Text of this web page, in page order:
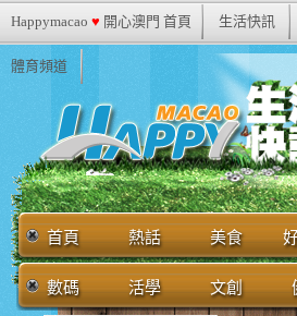
Happymacao ♥ 開心澳門 首頁 生活快訊
體育頻道
首頁 熱話 美食
數碼 活學 文創